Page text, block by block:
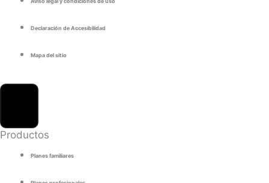
Declaración de Accesibilidad
Mapa del sitio
Productos
Planes familiares